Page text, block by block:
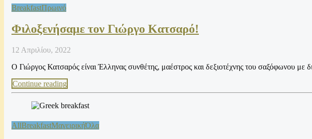
BreakfastΠρωινό
Φιλοξενήσαμε τον Γιώργο Κατσαρό!
12 Απριλίου, 2022
Ο Γιώργος Κατσαρός είναι Έλληνας συνθέτης, μαέστρος και δεξιοτέχνης του σαξόφωνου
Continue reading
AllBreakfastΜαγειρικήΌλα